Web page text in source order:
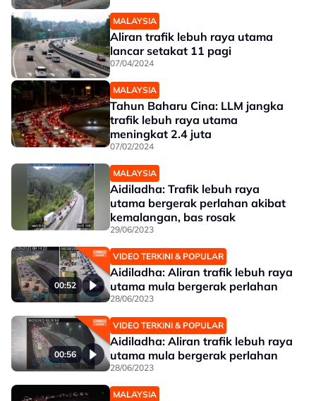
MALAYSIA
Aliran trafik lebuh raya utama
lancar setakat 11 pagi
07/04/2024
MALAYSIA
Tahun Baharu Cina: LLM jangka
trafik lebuh raya utama
meningkat 2.4 juta
07/02/2024
MALAYSIA
Aidiladha: Trafik lebuh raya
utama bergerak perlahan akibat
kemalangan, bas rosak
29/06/2023
00:52
VIDEO TERKINI & POPULAR
Aidiladha: Aliran trafik lebuh raya
utama mula bergerak perlahan
28/06/2023
00:56
VIDEO TERKINI & POPULAR
Aidiladha: Aliran trafik lebuh raya
utama mula bergerak perlahan
28/06/2023
MALAYSIA